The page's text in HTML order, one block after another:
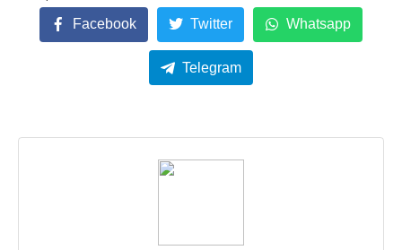
Facebook Twitter Whatsapp
Telegram